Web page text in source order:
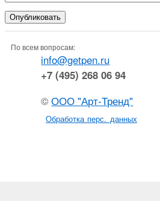
По всем вопросам:
info@getpen.ru
+7 (495) 268 06 94
©ООО "Арт-Тренд"
Обработка перс. данных